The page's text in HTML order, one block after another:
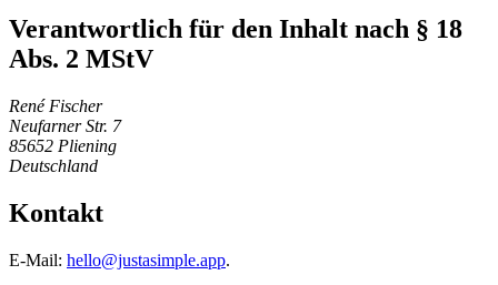
Verantwortlich für den Inhalt nach § 18
Abs. 2 MStV
René Fischer
Neufarner Str. 7
85652 Pliening
Deutschland
Kontakt
E-Mail: hello@justasimple.app.